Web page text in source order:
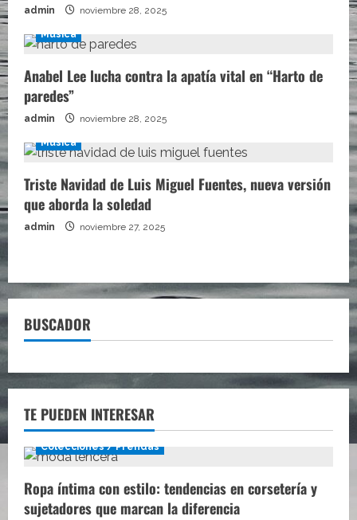
admin noviembre 28, 2025
Música
Anabel Lee lucha contra la apatía vital en “Harto de
paredes”
admin noviembre 28, 2025
Música
Triste Navidad de Luis Miguel Fuentes, nueva versión
que aborda la soledad
admin noviembre 27, 2025
BUSCADOR
TE PUEDEN INTERESAR
Colecciones / Prendas
Ropa íntima con estilo: tendencias en corsetería y
sujetadores que marcan la diferencia